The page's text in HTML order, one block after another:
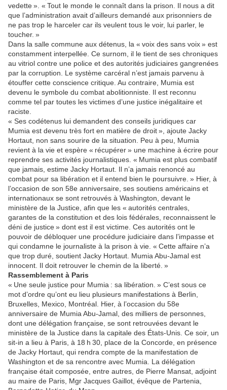
vedette ». « Tout le monde le connaît dans la prison. Il nous a dit
que l’administration avait d’ailleurs demandé aux prisonniers de
ne pas trop le harceler car ils veulent tous le voir, lui parler, le
toucher. »
Dans la salle commune aux détenus, la « voix des sans voix » est
constamment interpellée. Ce surnom, il le tient de ses chroniques
au vitriol contre une police et des autorités judiciaires gangrenées
par la corruption. Le système carcéral n’est jamais parvenu à
étouffer cette conscience critique. Au contraire, Mumia est
devenu le symbole du combat abolitionniste. Il est reconnu
comme tel par toutes les victimes d’une justice inégalitaire et
raciste.
« Ses codétenus lui demandent des conseils juridiques car
Mumia est devenu très fort en matière de droit », ajoute Jacky
Hortaut, non sans sourire de la situation. Peu à peu, Mumia
revient à la vie et espère « récupérer » une machine à écrire pour
reprendre ses activités journalistiques. « Mumia est plus combatif
que jamais, estime Jacky Hortaut. Il n’a jamais renoncé au
combat pour sa libération et il entend bien le poursuivre. » Hier, à
l’occasion de son 58e anniversaire, ses soutiens américains et
internationaux se sont retrouvés à Washington, devant le
ministère de la Justice, afin que les « autorités centrales,
garantes de la constitution et des lois fédérales, reconnaissent le
déni de justice » dont est il est victime. Ces autorités ont le
pouvoir de débloquer une procédure judiciaire dans l’impasse et
qui condamne le journaliste à la prison à vie. « Cette affaire n’a
que trop duré, soutient Jacky Hortaut. Mumia Abu-Jamal est
innocent. Il doit retrouver le chemin de la liberté. »
Rassemblement à Paris
« Une seule justice pour Mumia : sa libération. » C’est sous ce
mot d’ordre qu’ont eu lieu plusieurs manifestations à Berlin,
Bruxelles, Mexico, Montréal. Hier, à l’occasion du 58e
anniversaire de Mumia Abu-Jamal, des milliers de personnes,
dont une délégation française, se sont retrouvées devant le
ministère de la Justice dans la capitale des États-Unis. Ce soir, un
sit-in a lieu à Paris, à 18 h 30, place de la Concorde, en présence
de Jacky Hortaut, qui rendra compte de la manifestation de
Washington et de sa rencontre avec Mumia. La délégation
française était composée, entre autres, de Pierre Mansat, adjoint
au maire de Paris, Mgr Jacques Gaillot, évêque de Partenia,